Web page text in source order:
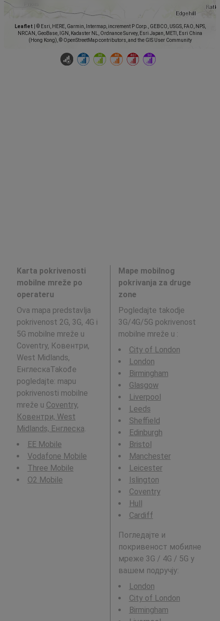
Leaflet
© Esri, HERE, Garmin, Intermap, increment P Corp., GEBCO, USGS, FAO, NPS,
NRCAN, GeoBase, IGN, Kadaster NL, Ordnance Survey, Esri Japan, METI, Esri China
(Hong Kong), © OpenStreetMap contributors, and the GIS User Community
Karta pokrivenosti
mobilne mreže po
operateru
Ova mapa predstavlja
pokrivenost 2G, 3G, 4G i
5G mobilne mreže u
Coventry, Ковентри,
West Midlands,
ЕнглескаTakođe
pogledajte: mapu
pokrivenosti mobilne
mreže u Coventry,
Ковентри, West
Midlands, Енглеска.
EE Mobile
Vodafone Mobile
Three Mobile
O2 Mobile
Mape mobilnog
pokrivanja za druge
zone
Pogledajte takodje
3G/4G/5G pokrivenost
mobilne mreže u :
City of London
London
Birmingham
Glasgow
Liverpool
Leeds
Sheffield
Edinburgh
Bristol
Manchester
Leicester
Islington
Coventry
Hull
Cardiff
Погледајте и
покривеност мобилне
мреже 3G / 4G / 5G у
вашем подручју:
London
City of London
Birmingham